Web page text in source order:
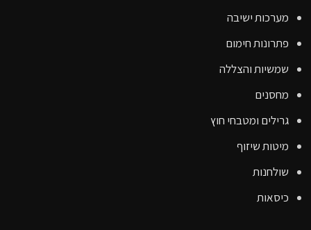
מערכות ישיבה
פתרונות חימום
שמשיות והצללה
מחסנים
גרילים ומטבחי חוץ
מיטות שיזוף
שולחנות
כיסאות